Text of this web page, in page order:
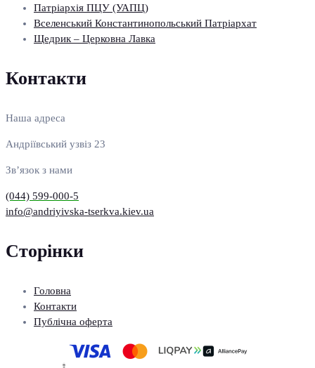
Патріархія ПЦУ (УАПЦ)
Вселенський Константинопольський Патріархат
Щедрик – Церковна Лавка
Контакти
Наша адреса
Андріївський узвіз 23
Зв’язок з нами
(044) 599-000-5
info@andriyivska-tserkva.kiev.ua
Сторінки
Головна
Контакти
Публічна оферта